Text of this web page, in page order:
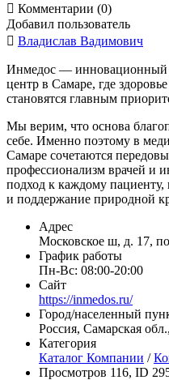
 Комментарии (0)
Добавил пользователь
 Владислав Вадимович
Инмедос — инновационный
центр в Самаре, где
становятся главным
Мы верим, что основа
себе. Именно поэтому в
Самаре сочетаются
профессионализм врачей и
подход к каждому пациенту,
и поддержание природной
Адрес
Московское ш, д. 17,
График работы
Пн-Вс: 08:00-20:00
Сайт
https://inmedos.ru/
Город/населенный
Россия, Самарская
Категория
Каталог Компании /
Просмотров 116, ID